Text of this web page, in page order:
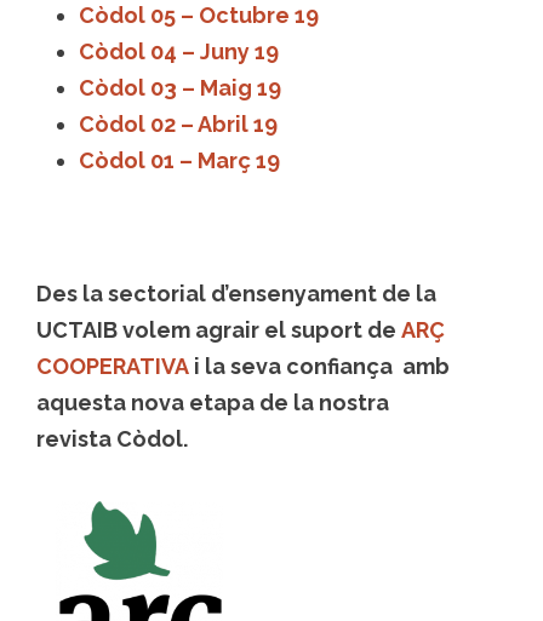
Còdol 05 – Octubre 19
Còdol 04 – Juny 19
Còdol 03 – Maig 19
Còdol 02 – Abril 19
Còdol 01 – Març 19
Des la sectorial d’ensenyament de la
UCTAIB volem agrair el suport de ARÇ
COOPERATIVA i la seva confiança amb
aquesta nova etapa de la nostra
revista Còdol.